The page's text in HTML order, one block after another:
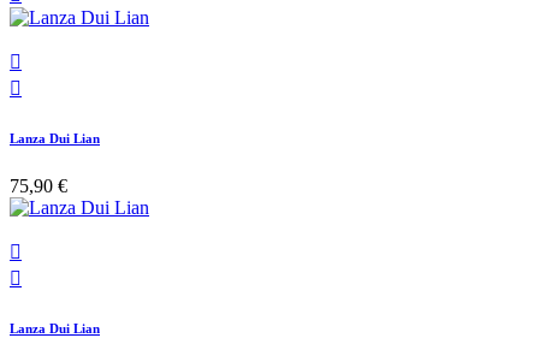


Lanza Dui Lian
75,90 €


Lanza Dui Lian